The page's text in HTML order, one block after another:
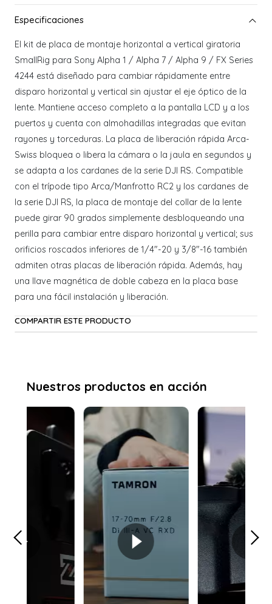
El kit de placa de montaje horizontal a vertical giratoria
SmallRig para Sony Alpha 1 / Alpha 7 / Alpha 9 / FX Series
4244 está diseñado para cambiar rápidamente entre
disparo horizontal y vertical sin ajustar el eje óptico de la
lente. Mantiene acceso completo a la pantalla LCD y a los
puertos y cuenta con almohadillas integradas que evitan
rayones y torceduras. La placa de liberación rápida Arca-
Swiss bloquea o libera la cámara o la jaula en segundos y
se adapta a los cardanes de la serie DJI RS. Compatible
con el trípode tipo Arca/Manfrotto RC2 y los cardanes de
la serie DJI RS, la placa de montaje del collar de la lente
puede girar 90 grados simplemente desbloqueando una
perilla para cambiar entre disparo horizontal y vertical; sus
orificios roscados inferiores de 1/4"-20 y 3/8"-16 también
admiten otras placas de liberación rápida. Además, hay
una llave magnética de doble cabeza en la placa base
para una fácil instalación y liberación.
COMPARTIR ESTE PRODUCTO